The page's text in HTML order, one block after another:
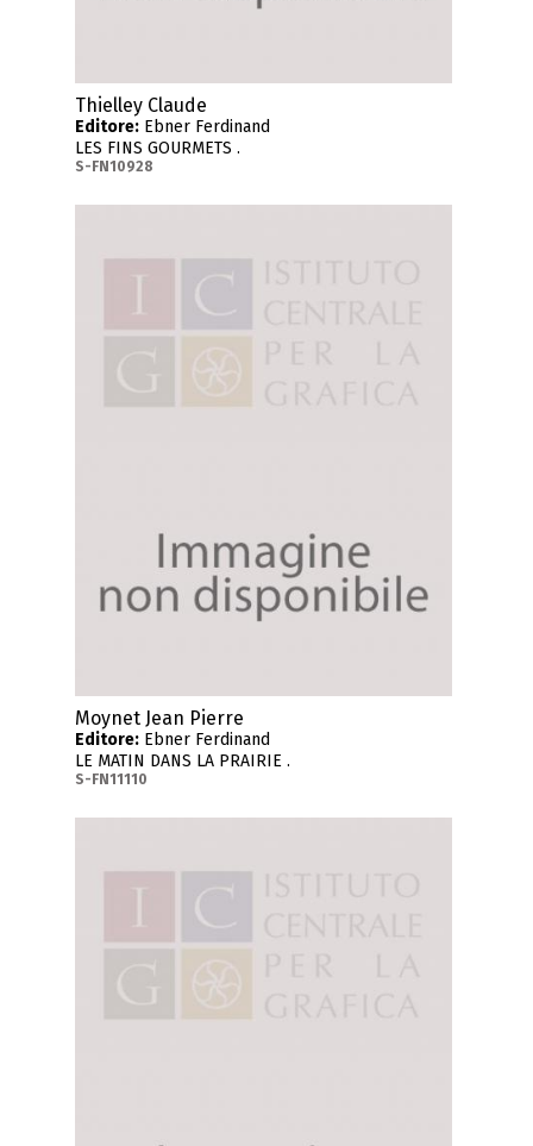
Thielley Claude
Editore: Ebner Ferdinand
LES FINS GOURMETS .
S-FN10928
Moynet Jean Pierre
Editore: Ebner Ferdinand
LE MATIN DANS LA PRAIRIE .
S-FN11110